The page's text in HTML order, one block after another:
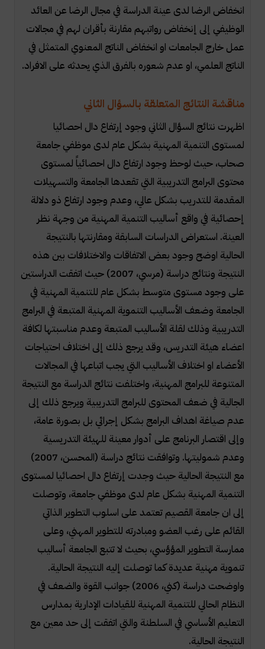
انخفاض الرضا لدى عينة الدراسة في مجال الرضا عن العائد
الوظيفي إلى إنخفاض رواتبهم مقارنة بأقران لهم في مجالات
عمل خارج الجامعات او انخفاض الناتج المعنوي المتمثل في
الناتج العلمي، او عدم شعوره بالفرق الذي يحدثه على الافراد.
مناقشة النتائج المتعلقة بالسؤال الثاني
اظهرت نتائج السؤال الثاني وجود إرتفاع دال احصائيا
لمستوى التنمية المهنية بشكل عام لدى موظفي جامعة
صحاب، حيث لوحظ وجود ارتفاع دال احصائياً لمستوى
محتوى البرامج التدريبية التي تقعدها الجامعة والتسهيلات
المقدمة للتدريب بشكل عالي، وعدم وجود ارتفاع ذو دلالة
إحصائية في واقع أساليب التنمية المهنية من وجهة نظر
العينة. استعراض الدراسات السابقة ومقارنتها بالنتيجة
الحالية اوضح وجود بعض الاتفاقات والاختلافات بين هذه
النتيجة ونتائج دراسة (مرسي، 2007) حيث اتفقت الدراستين
على وجود مستوى متوسط بشكل عام للتنمية المهنية في
الجامعة وضعف الأساليب التنموية المهنية المتبعة في البرامج
التدريبية وذلك لقلة الأساليب المتبعة وعدم مناسبتها لكافة
اعضاء هيئة التدريس، وقد يرجع ذلك إلى اختلاف احتياجات
الأعضاء او اختلاف الأساليب التي يجب اتباعها في المجالات
المتنوعة للبرامج المهنية، واختلفت نتائج الدراسة مع النتيجة
الجالية في ضعف المحتوى للبرامج التدريبية ويرجع ذلك إلى
عدم صياغة اهداف البرامج بشكل إجرائي بل بصورة عامة،
وإلى اقتصار البرنامج على أدوار معينة للهيئة التدريسية
وعدم شموليتها. وتوافقت نتائج دراسة (المحسن، 2007)
مع النتيجة الحالية حيث وجدت إرتفاع دال احصائيا لمستوى
التنمية المهنية بشكل عام لدى موظفي جامعة، وتوصلت
إلى ان جامعة القصيم تعتمد على اسلوب التطوير الذاتي
القائم على رغب العضو ومبادرته للتطوير المهني، وعلى
ممارسة التطوير المؤؤسي، بحيث لا تتبع الجامعة أساليب
تنموية مهنية عديدة كما توصلت إليه النتيجة الحالية.
واوضحت دراسة (كني، 2006) جوانب القوة والضعف في
النظام الحالي للتنمية المهنية للقيادات الإدارية بمدارس
التعليم الأساسي في السلطنة والتي اتفقت إلى حد معين مع
النتيجة الحالية.